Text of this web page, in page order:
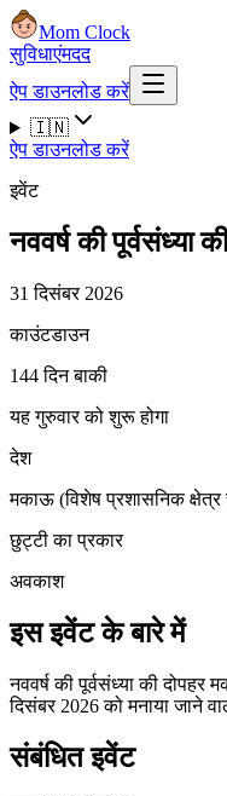
Mom Clock
सुविधाएंमदद
ऐप डाउनलोड करें
🇮🇳
ऐप डाउनलोड करें
इवेंट
नववर्ष की पूर्वसंध्या
31 दिसंबर 2026
काउंटडाउन
144 दिन बाकी
यह गुरुवार को शुरू होगा
देश
मकाऊ (विशेष प्रशासनिक क्षेत्र
छुट्टी का प्रकार
अवकाश
इस इवेंट के बारे में
नववर्ष की पूर्वसंध्या की दोपहर
दिसंबर 2026 को मनाया जाने
संबंधित इवेंट